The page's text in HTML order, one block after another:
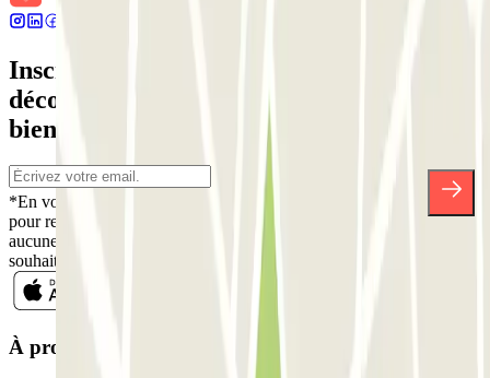
Inscrivez-vous à notre newsletter et
découvrez des réductions, des concours et
bien d'autres surprises.
*En vous inscrivant, vous acceptez notre politique de confidentialité
pour recevoir des communications commerciales de Parclick. Sans
aucune obligation, vous pouvez vous désinscrire quand vous le
souhaitez dans la même newsletter.
À propos de Parclick